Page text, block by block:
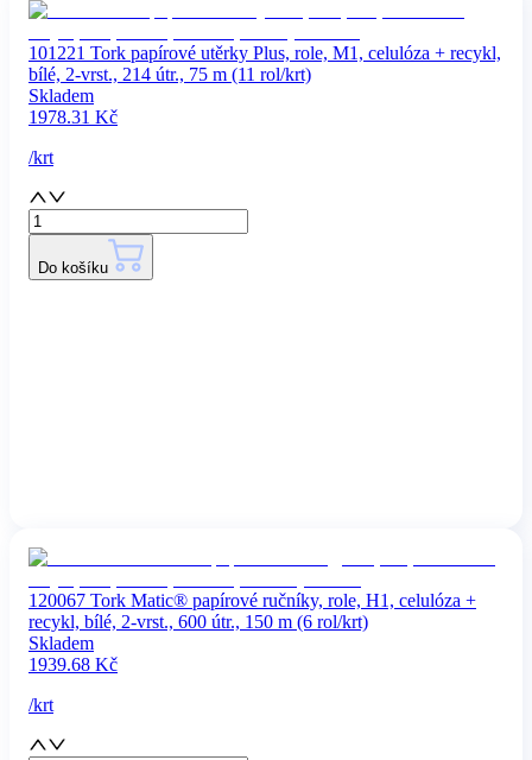
101221 Tork papírové utěrky Plus, role, M1, celulóza + recykl,
bílé, 2-vrst., 214 útr., 75 m (11 rol/krt)
Skladem
1978.31 Kč
/krt
Do košíku
120067 Tork Matic® papírové ručníky, role, H1, celulóza +
recykl, bílé, 2-vrst., 600 útr., 150 m (6 rol/krt)
Skladem
1939.68 Kč
/krt